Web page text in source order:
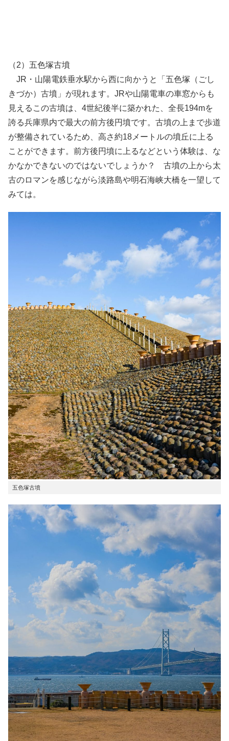
（2）五色塚古墳
JR・山陽電鉄垂水駅から西に向かうと「五色塚（ごし
きづか）古墳」が現れます。JRや山陽電車の車窓からも
見えるこの古墳は、4世紀後半に築かれた、全長194mを
誇る兵庫県内で最大の前方後円墳です。古墳の上まで歩道
が整備されているため、高さ約18メートルの墳丘に上る
ことができます。前方後円墳に上るなどという体験は、な
かなかできないのではないでしょうか？ 古墳の上から太
古のロマンを感じながら淡路島や明石海峡大橋を一望して
みては。
五色塚古墳